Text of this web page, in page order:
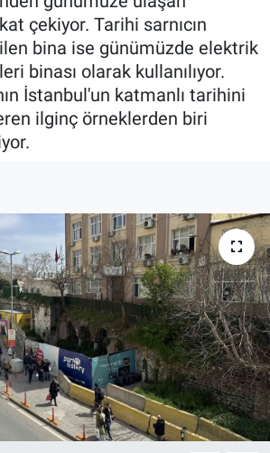
çekiyor. Tarihi sarnıcın
bina ise günümüzde elektrik
binası olarak kullanılıyor.
İstanbul'un katmanlı tarihini
ilginç örneklerden biri